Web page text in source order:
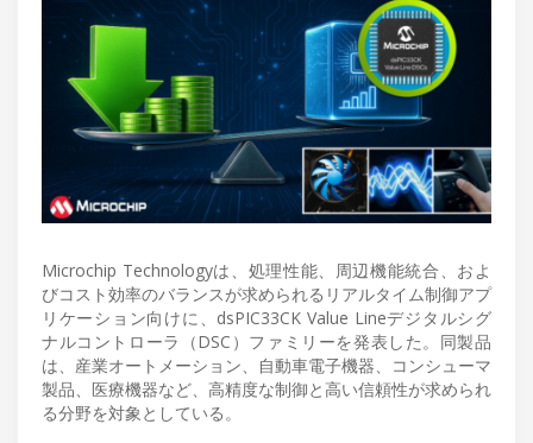
Microchip Technologyは、処理性能、周辺機能統合、およ
びコスト効率のバランスが求められるリアルタイム制御アプ
リケーション向けに、dsPIC33CK Value Lineデジタルシグ
ナルコントローラ（DSC）ファミリーを発表した。同製品
は、産業オートメーション、自動車電子機器、コンシューマ
製品、医療機器など、高精度な制御と高い信頼性が求められ
る分野を対象としている。